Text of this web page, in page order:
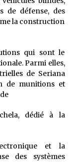
de défense, des
la construction
qui sont le
Parmi elles,
de Seriana
de munitions et
dédié à la
et la
des systèmes